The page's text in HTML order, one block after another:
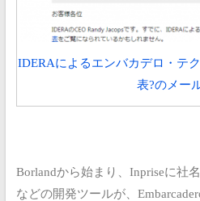
IDERAによるエンバカデロ・テ
表?のメー
Borlandから始まり、Inpriseに社名
などの開発ツールが、